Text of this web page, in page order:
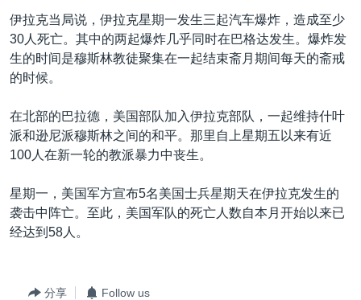
跳
跳
检
索
国际
最新国际新闻
印太
中东
欧洲
美洲
全球议题
分类新闻
经济·金融·贸易
人权·法律·宗教
科教·文娱·体健
劳工
环境
美中关系
热点专题
白宫要闻
美中关系
美国建国250周年
美国之音专访
VOA视频
中文广播
关注我们
伊拉克当局说，伊拉克星期一发生三起汽车爆炸，造成至少
30人死亡。其中的两起爆炸几乎同时在巴格达发生。爆炸发
生的时间是穆斯林教徒聚集在一起结束斋月期间每天的斋戒
的时候。
在北部的巴拉德，美国部队加入伊拉克部队，一起维持什叶
派和逊尼派穆斯林之间的和平。那里自上星期五以来有近
100人在新一轮的教派暴力中丧生。
星期一，美国军方宣布5名美国士兵星期天在伊拉克发生的
袭击中阵亡。至此，美国军队的死亡人数自本月开始以来已
经达到58人。
分享 Follow us